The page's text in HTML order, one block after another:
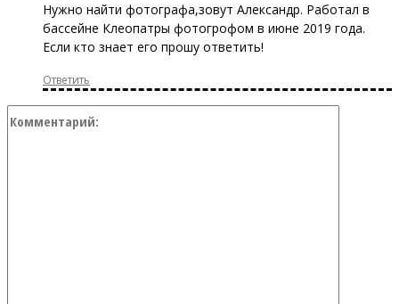
Нужно найти фотографа,зовут Александр. Работал в
бассейне Клеопатры фотогрофом в июне 2019 года.
Если кто знает его прошу ответить!
Ответить